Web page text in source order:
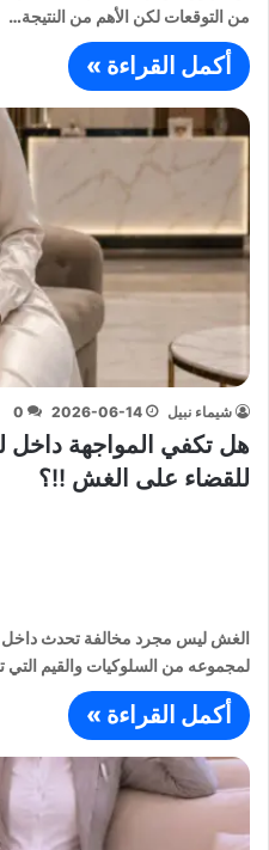
من التوقعات لكن الأهم من النتيجة…
أكمل القراءة »
شيماء نبيل 2026-06-14
0
هل تكفي المواجهة داخل
للقضاء على الغش !!؟
الغش ليس مجرد مخالفة تحدث داخل
لمجموعه من السلوكيات والقيم
أكمل القراءة »